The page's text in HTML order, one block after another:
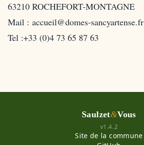
63210 ROCHEFORT-MONTAGNE
Mail : accueil@domes-sancyartense.fr
Tel :+33 (0)4 73 65 87 63
Saulzet&Vous
v1.4.2
Site de la commune